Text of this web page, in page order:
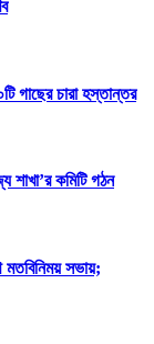
গাছের চারা হস্তান্তর
শাখা’র কমিটি গঠন
মতবিনিময় সভায়;